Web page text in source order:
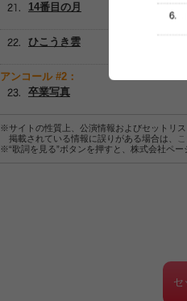
14番目の月
ひこうき雲
アンコール #2：
卒業写真
※サイトの性質上、公演情報およびセットリ
掲載されている情報に誤りがある場合は、
※“歌詞を見る”ボタンを押すと、株式会社ペ
セ